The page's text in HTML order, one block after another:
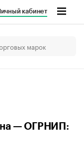
кабинет
— ОГРНИП: